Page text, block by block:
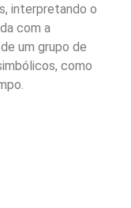
interpretando o
com a
um grupo de
como